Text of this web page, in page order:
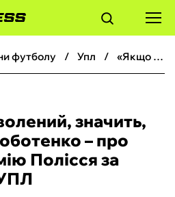
футболу упл «Якщо я задоволений, значить, виплатили»: Чоботенко – про нечувану премію Полісся за третє місце в УПЛ
значить,
– про
Полісся за